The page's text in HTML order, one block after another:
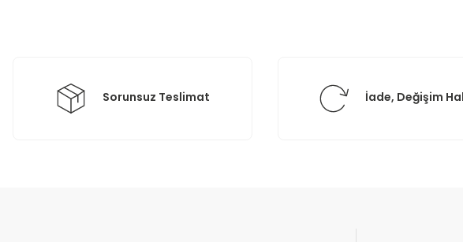
Sorunsuz Teslimat İade, Değişim